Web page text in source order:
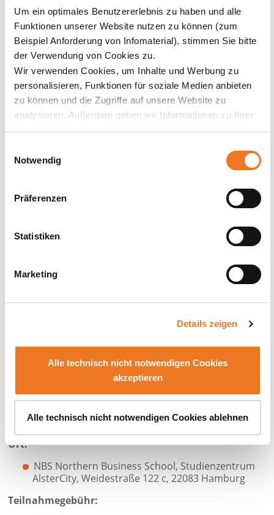
Um ein optimales Benutzererlebnis zu haben und alle
Funktionen unserer Website nutzen zu können (zum
Beispiel Anforderung von Infomaterial), stimmen Sie bitte
der Verwendung von Cookies zu.
Wir verwenden Cookies, um Inhalte und Werbung zu
personalisieren, Funktionen für soziale Medien anbieten
zu können und die Zugriffe auf unsere Website zu
analysieren. Außerdem geben wir Informationen zu Ihrer
Verwendung unserer Website an unsere Partner für
Partner führen diese Informationen möglicherweise mit
weiteren Daten zusammen, die Sie ihnen bereitgestellt
haben oder die sie im Rahmen Ihrer Nutzung der Dienste
gesammelt haben.
Notwendig
Präferenzen
Statistiken
Marketing
Details zeigen
Alle technisch nicht notwendigen Cookies
akzeptieren
Alle technisch nicht notwendigen Cookies ablehnen
► Jahrelange Erfahrung in der militärischen und zivilen
Ausbildung an Handwaffen sowie im Einsatz von
Handwaffen
► Schießlehrer Handwaffen Bundeswehr
► Schießleiter gemäß BDMP
► Jahrelange Erfahrung in der militärischen und zivilen
Ausbildung an Handwaffen sowie im Einsatz von
► Schießleiter gemäß BDMP
Teilnahmevoraussetzungen
Montag bis Mittwoch von 09:00 - 16:15 Uhr,
Spätestens 2 Wochen vor dem Starttermin, da die
werden muss.
Ort:
NBS Northern Business School, Studienzentrum
AlsterCity, Weidestraße 122 c, 22083 Hamburg
Teilnahmegebühr: